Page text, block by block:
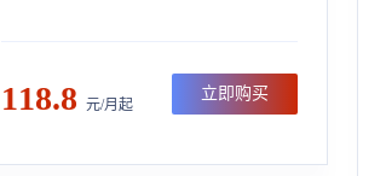
118.8元/月起
立即购买